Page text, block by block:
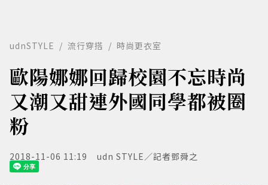
udnSTYLE 流行穿搭 時尚更衣室
歐陽娜娜回歸校園不忘時尚
又潮又甜連外國同學都被圈
粉
2018-11-06 11:19 udn STYLE／記者鄧舜之